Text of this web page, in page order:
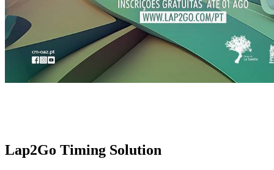
Lap2Go Timing Solution